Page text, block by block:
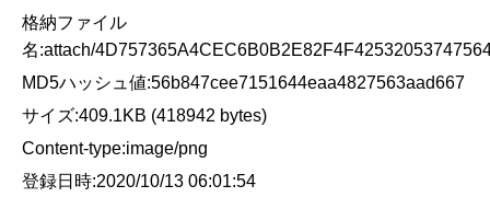
格納ファイル
名:attach/
MD5ハッシュ値:56b847cee7151644eaa4827563aad667
サイズ:409.1KB (418942 bytes)
Content-type:image/png
登録日時:2020/10/13 06:01:54